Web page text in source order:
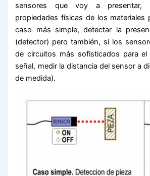
sensores que voy a presentar,
propiedades físicas de los materiales
caso más simple, detectar la
(detector) pero también, si los
de circuitos más sofisticados para
señal, medir la distancia del sensor a
de medida).